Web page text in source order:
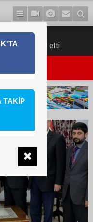
heyetini kabul etti
TAKİP